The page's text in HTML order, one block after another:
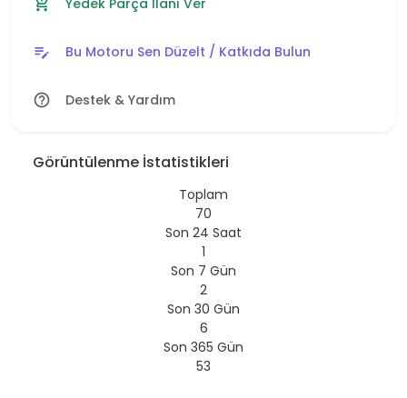
add_shopping_cart
edit_note Bu Motoru Sen Düzelt / Katkıda Bulun
help_outline Destek & Yardım
Görüntülenme İstatistikleri
Toplam
70
Son 24 Saat
1
Son 7 Gün
2
Son 30 Gün
6
Son 365 Gün
53